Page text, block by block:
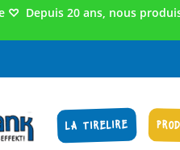
♡ Depuis 20 ans, nous
LA TIRELIRE